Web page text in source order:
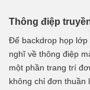
Thông điệp
Để backdrop họp
nghĩ về thông điệp
một phần trang trí
không chỉ đơn thuần